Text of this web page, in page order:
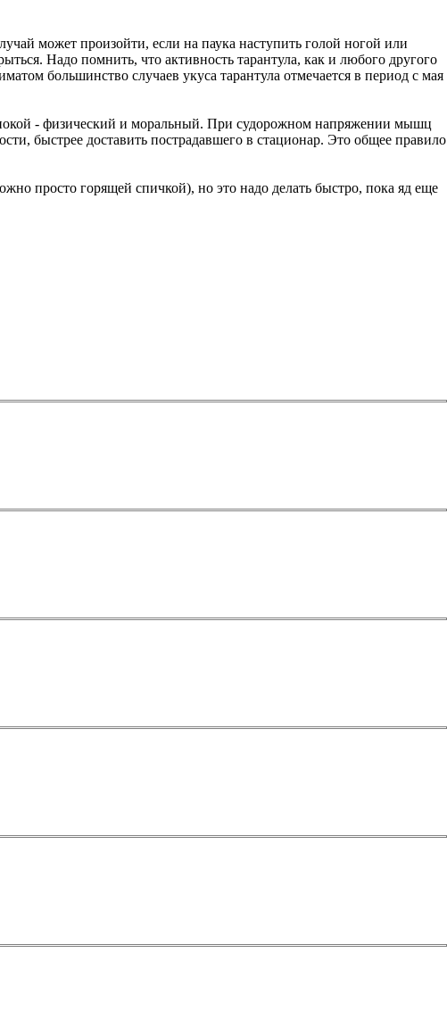
может произойти, если на паука наступить голой ногой или
Надо помнить, что активность тарантула, как и любого другого
большинство случаев укуса тарантула отмечается в период с мая
- физический и моральный. При судорожном напряжении мышц
быстрее доставить пострадавшего в стационар. Это общее правило
просто горящей спичкой), но это надо делать быстро, пока яд еще